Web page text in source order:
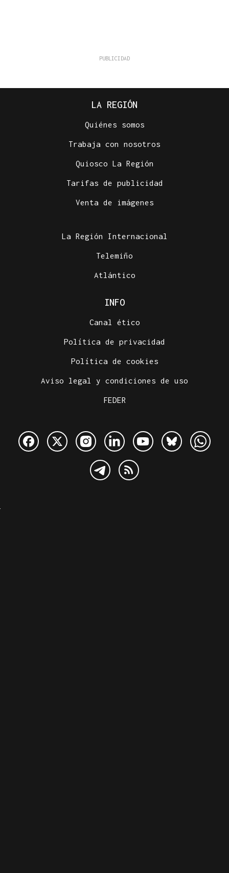
LA REGIÓN
Quiénes somos
Trabaja con nosotros
Quiosco La Región
Tarifas de publicidad
Venta de imágenes
La Región Internacional
Telemiño
Atlántico
INFO
Canal ético
Política de privacidad
Política de cookies
Aviso legal y condiciones de uso
FEDER